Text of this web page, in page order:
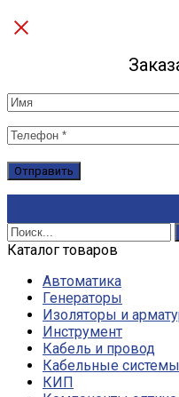
Каталог товаров
Автоматика
Генераторы
Изоляторы и
Инструмент
Кабель и провод
Кабельные
КИП